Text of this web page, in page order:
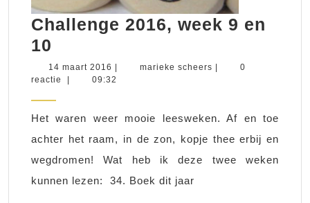
Challenge 2016, week 9 en
10
2016,
week
9
en
10
14 maart 2016 14
maart
marieke scheers marieke
0
reactie
09:32
Het waren weer mooie leesweken. Af en toe
achter het raam, in de zon, kopje thee erbij en
wegdromen! Wat heb ik deze twee weken
kunnen lezen: 34. Boek dit jaar